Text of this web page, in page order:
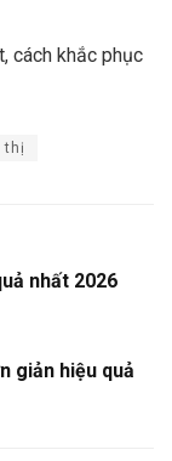
cách khắc phục
thị
nhất 2026
giản hiệu quả